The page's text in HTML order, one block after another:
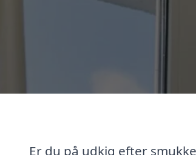
Er du på udkig efter